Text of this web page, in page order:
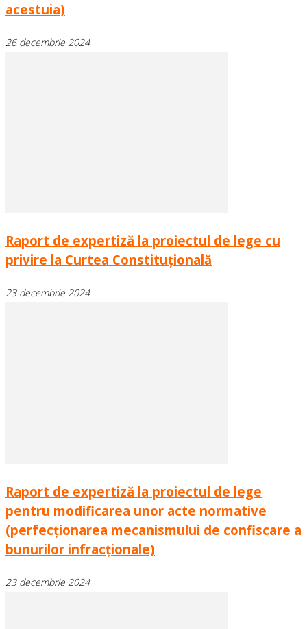
acestuia)
26 decembrie 2024
Raport de expertiză la proiectul de lege cu
privire la Curtea Constituțională
23 decembrie 2024
Raport de expertiză la proiectul de lege
pentru modificarea unor acte normative
(perfecționarea mecanismului de confiscare a
bunurilor infracționale)
23 decembrie 2024